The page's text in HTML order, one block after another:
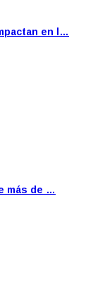
en l…
más de …